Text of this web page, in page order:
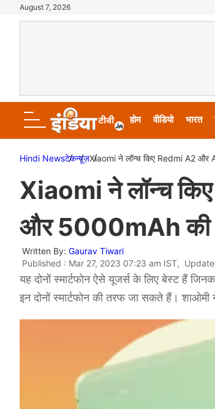
August 7, 2026
होम वीडियो भारत
Hindi Newsटेकन्यूज़Xiaomi ने लॉन्च किए Redmi A2 और
Xiaomi ने लॉन्च
और 5000mAh की
Written By: Gaurav Tiwari
Published : Mar 27, 2023 07:23 am IST,
यह दोनों स्मार्टफोन ऐसे यूजर्स के लिए बेस्ट हैं
इन दोनों स्मार्टफोन की तरफ जा सकते हैं।